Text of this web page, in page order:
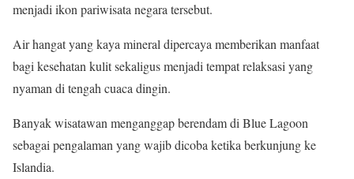
menjadi ikon pariwisata negara tersebut.
Air hangat yang kaya mineral dipercaya memberikan manfaat
bagi kesehatan kulit sekaligus menjadi tempat relaksasi yang
nyaman di tengah cuaca dingin.
Banyak wisatawan menganggap berendam di Blue Lagoon
sebagai pengalaman yang wajib dicoba ketika berkunjung ke
Islandia.